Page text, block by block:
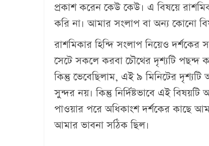
প্রকাশ করেন কেউ কেউ। এ বিষয়ে
করি না। আমার সংলাপ বা অন্য কোনো
রাশমিকার হিন্দি সংলাপ নিয়েও
সেটে সকলে করবা চৌথের দৃশ্যটি পছন্দ
কিন্তু ভেবেছিলাম, এই ৯ মিনিটের
সুন্দর নয়। কিন্তু নির্দিষ্টভাবে এই
পাওয়ার পরে অধিকাংশ দর্শকের কাছে
আমার ভাবনা সঠিক ছিল।